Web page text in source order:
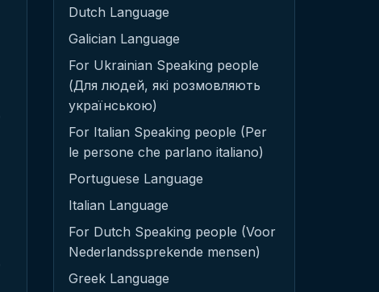
Dutch Language
Galician Language
For Ukrainian Speaking people
(Для людей, які розмовляють
українською)
For Italian Speaking people (Per
le persone che parlano italiano)
Portuguese Language
Italian Language
For Dutch Speaking people (Voor
Nederlandssprekende mensen)
Greek Language